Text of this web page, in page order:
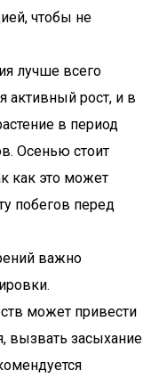
чтобы не
лучше всего
активный рост, и в
в период
Осенью стоит
как это может
побегов перед
важно
может привести
вызвать засыхание